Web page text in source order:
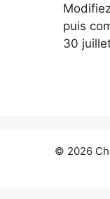
puis
30
© 2026